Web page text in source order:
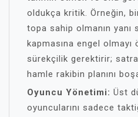
oldukça kritik. Örneğin,
topa sahip olmanın yanı
kapmasına engel olmayı
sürekçilik gerektirir;
hamle rakibin planını
Oyuncu Yönetimi: Üst
oyuncularını sadece